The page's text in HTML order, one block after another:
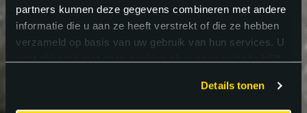
partners kunnen deze gegevens combineren met andere
informatie die u aan ze heeft verstrekt of die ze hebben
verzameld op basis van uw gebruik van hun services. U
Details tonen